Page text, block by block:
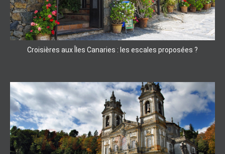
Croisières aux Îles Canaries : les escales proposées ?